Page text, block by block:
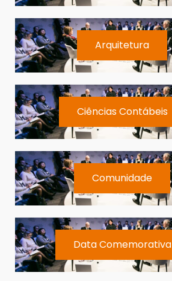
Arquitetura
Ciências Contábeis
Comunidade
Data Comemorativa